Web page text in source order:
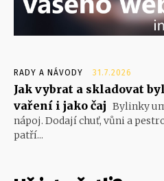
RADY A NÁVODY 31.7.2026
Jak vybrat a skladovat
vaření i jako čaj Bylinky
nápoj. Dodají chuť, vůni a
patří...